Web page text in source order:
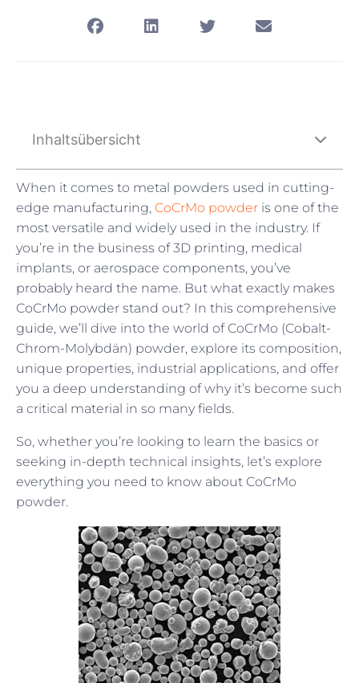
Inhaltsübersicht
When it comes to metal powders used in cutting-
edge manufacturing, CoCrMo powder is one of the
most versatile and widely used in the industry. If
you’re in the business of 3D printing, medical
implants, or aerospace components, you’ve
probably heard the name. But what exactly makes
CoCrMo powder stand out? In this comprehensive
guide, we’ll dive into the world of CoCrMo (Cobalt-
Chrom-Molybdän) powder, explore its composition,
unique properties, industrial applications, and offer
you a deep understanding of why it’s become such
a critical material in so many fields.
So, whether you’re looking to learn the basics or
seeking in-depth technical insights, let’s explore
everything you need to know about CoCrMo
powder.